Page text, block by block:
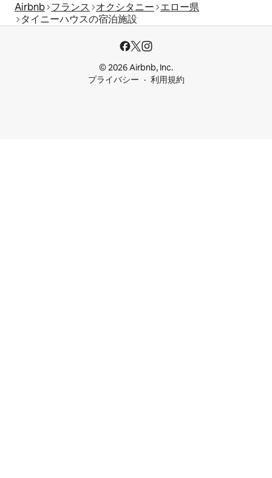
Airbnb フランス オクシタニー エロー県
タイニーハウスの宿泊施設
© 2026 Airbnb, Inc.
プライバシー
利用規約